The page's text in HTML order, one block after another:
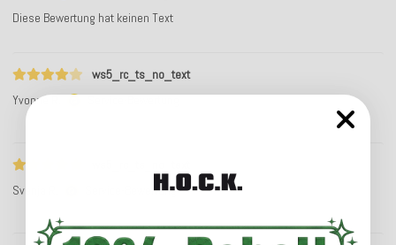
Diese Bewertung hat keinen Text
ws5_rc_ts_no_text
Yvonne R.
Service-Bewertung
Svenja R.
Service-Bewertung